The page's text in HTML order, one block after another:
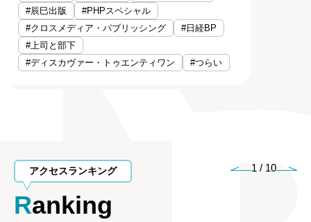
#辰巳出版
#PHPスペシャル
#クロスメディア・パブリッシング
#日経BP
#上司と部下
#ディスカヴァー・トゥエンティワン
#つらい
アクセスランキング
Ranking
1 / 10